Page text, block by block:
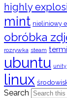
highly
mint nieliniowy
obróbka
rozrywka steam
ubuntu unity
linux
Search